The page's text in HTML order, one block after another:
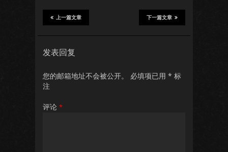
下一篇文章
上一篇文章
发表回复
您的邮箱地址不会被公开。 必填项已用 * 标
注
评论 *